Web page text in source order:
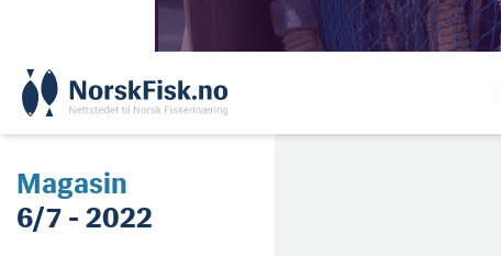
Magasin
6/7 - 2022